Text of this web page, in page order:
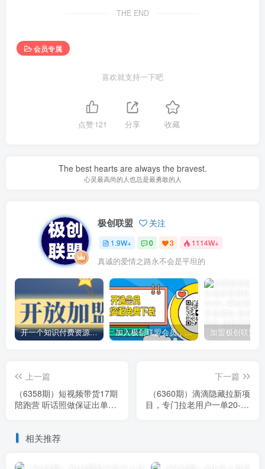
THE END
会员专属
喜欢就支持一下吧
点赞121 分享 收藏
The best hearts are always the bravest.
心灵最高尚的人也总是最勇敢的人
极创联盟 关注
1.9W+ 0 3 1114W+
真诚的爱情之路永不会是平坦的
开一个知识付费资源网站，小白也能日入1000+ 加入极创联盟会员，全站资源免费学习。
上一篇
（6358期）短视频带货17期
陪跑营 听话照做保证出单
下一篇
（6360期）滴滴隐藏拉新项
目，专门拉老用户一单20-50
相关推荐